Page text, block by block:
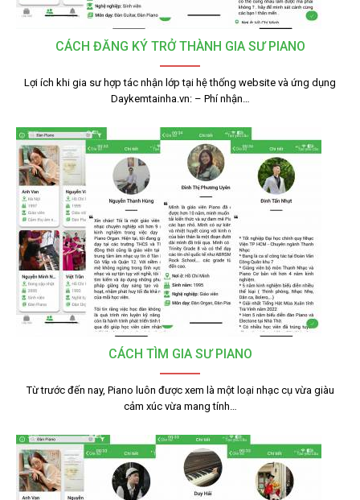
CÁCH ĐĂNG KÝ TRỞ THÀNH GIA SƯ PIANO
Lợi ích khi gia sư hợp tác nhận lớp tại hệ thống website và ứng dụng
Daykemtainha.vn: – Phí nhận…
CÁCH TÌM GIA SƯ PIANO
Từ trước đến nay, Piano luôn được xem là một loại nhạc cụ vừa giàu
cảm xúc vừa mang tính…